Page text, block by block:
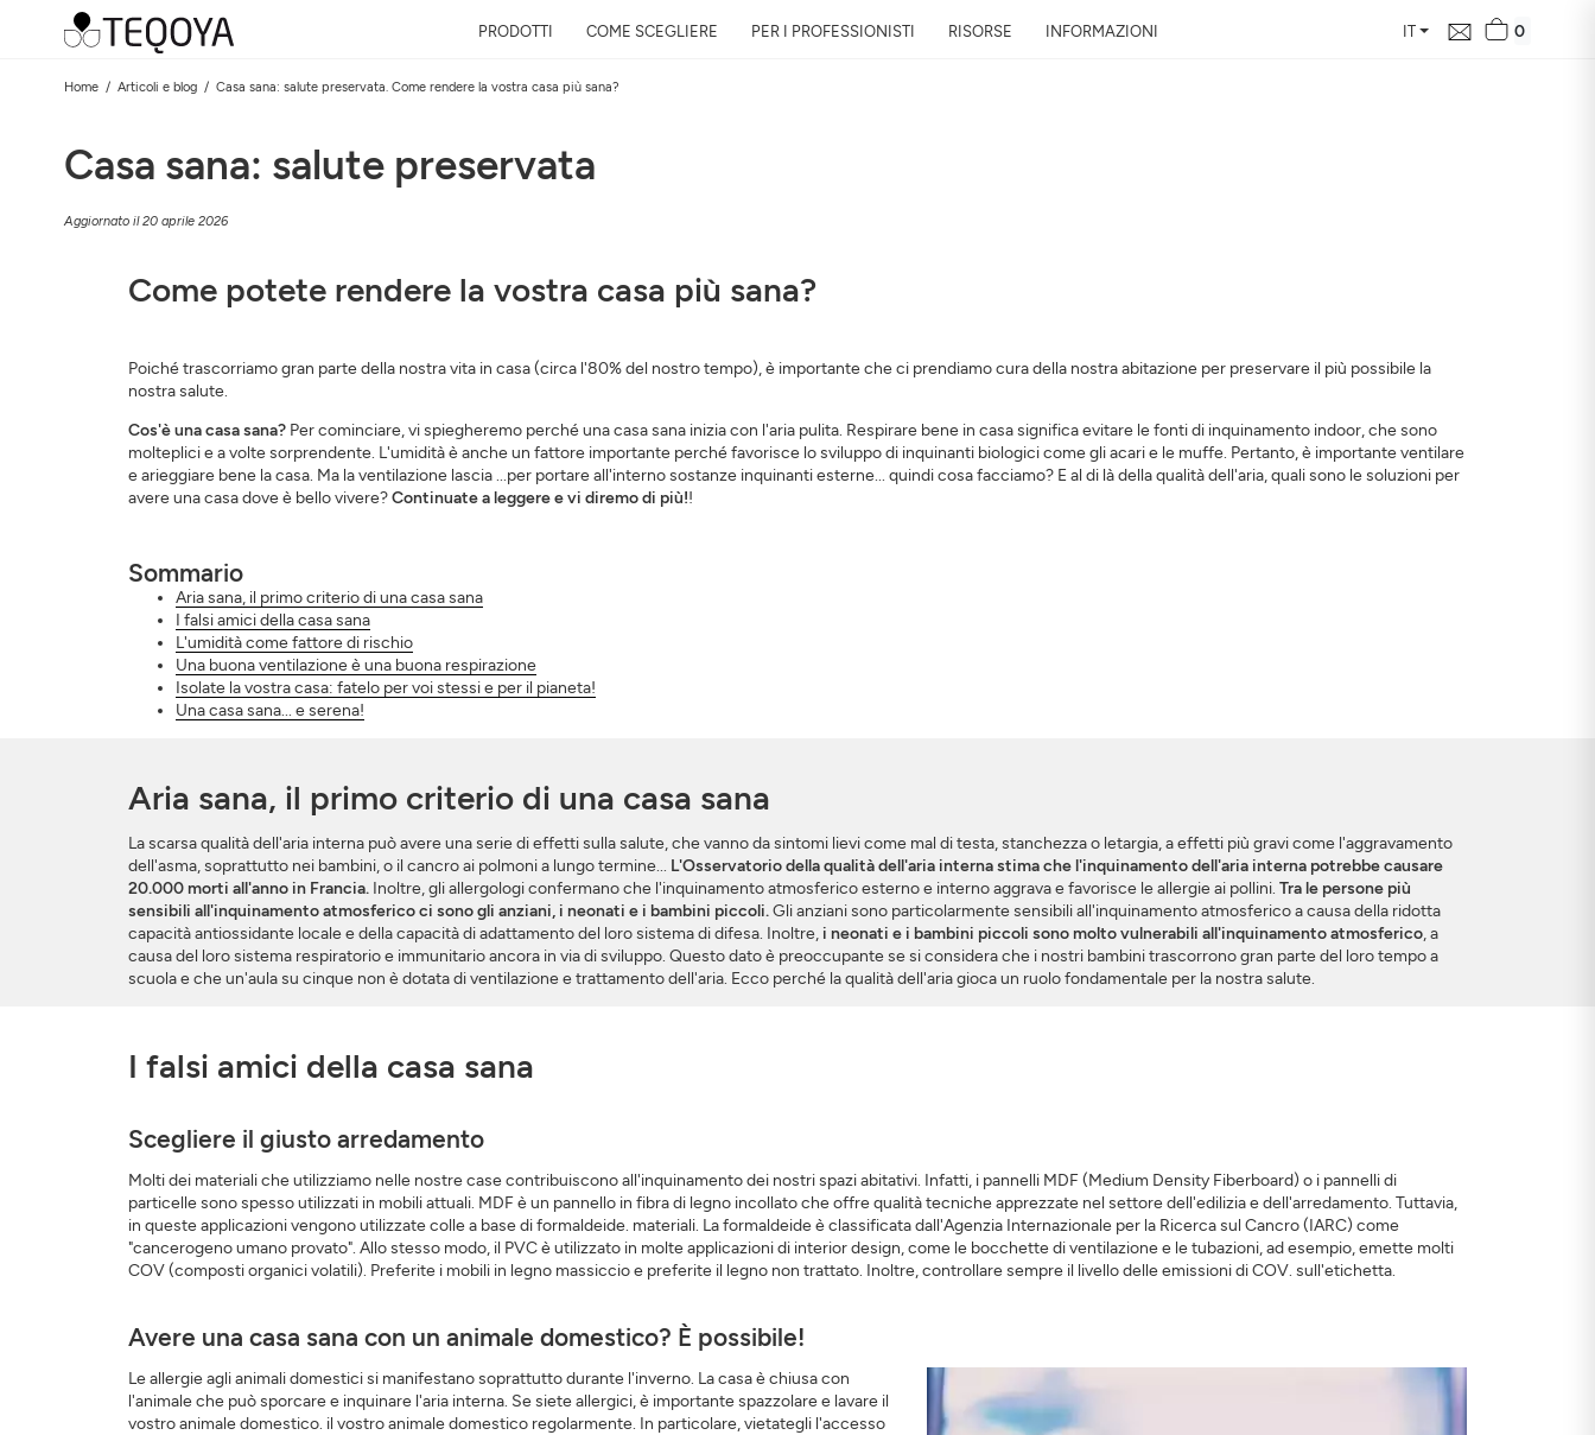
PRODOTTI COME SCEGLIERE PER I PROFESSIONISTI RISORSE INFORMAZIONI IT 0
Home Articoli e blog Casa sana: salute preservata. Come rendere la vostra casa più sana?
Casa sana: salute preservata
Aggiornato il 20 aprile 2026
Come potete rendere la vostra casa più sana?
Poiché trascorriamo gran parte della nostra vita in casa (circa l'80% del nostro tempo), è importante che ci prendiamo cura della nostra abitazione per preservare il più possibile la
nostra salute.
Cos'è una casa sana?Per cominciare, vi spiegheremo perché una casa sana inizia con l'aria pulita. Respirare bene in casa significa evitare le fonti di inquinamento indoor, che sono
molteplici e a volte sorprendente. L'umidità è anche un fattore importante perché favorisce lo sviluppo di inquinanti biologici come gli acari e le muffe. Pertanto, è importante ventilare
e arieggiare bene la casa. Ma la ventilazione lascia ...per portare all'interno sostanze inquinanti esterne... quindi cosa facciamo? E al di là della qualità dell'aria, quali sono le soluzioni per
avere una casa dove è bello vivere?Continuate a leggere e vi diremo di più!!
Sommario
Aria sana, il primo criterio di una casa sana
I falsi amici della casa sana
L'umidità come fattore di rischio
Una buona ventilazione è una buona respirazione
Isolate la vostra casa: fatelo per voi stessi e per il pianeta!
Una casa sana... e serena!
Aria sana, il primo criterio di una casa sana
La scarsa qualità dell'aria interna può avere una serie di effetti sulla salute, che vanno da sintomi lievi come mal di testa, stanchezza o letargia, a effetti più gravi come l'aggravamento
dell'asma, soprattutto nei bambini, o il cancro ai polmoni a lungo termine... L'Osservatorio della qualità dell'aria interna stima che l'inquinamento dell'aria interna potrebbe causare
20.000 morti all'anno in Francia.Inoltre, gli allergologi confermano che l'inquinamento atmosferico esterno e interno aggrava e favorisce le allergie ai pollini. Tra le persone più
sensibili all'inquinamento atmosferico ci sono gli anziani, i neonati e i bambini piccoli.Gli anziani sono particolarmente sensibili all'inquinamento atmosferico a causa della ridotta
capacità antiossidante locale e della capacità di adattamento del loro sistema di difesa. Inoltre, i neonati e i bambini piccoli sono molto vulnerabili all'inquinamento atmosferico, a
causa del loro sistema respiratorio e immunitario ancora in via di sviluppo. Questo dato è preoccupante se si considera che i nostri bambini trascorrono gran parte del loro tempo a
scuola e che un'aula su cinque non è dotata di ventilazione e trattamento dell'aria. Ecco perché la qualità dell'aria gioca un ruolo fondamentale per la nostra salute.
I falsi amici della casa sana
Scegliere il giusto arredamento
Molti dei materiali che utilizziamo nelle nostre case contribuiscono all'inquinamento dei nostri spazi abitativi. Infatti, i pannelli MDF (Medium Density Fiberboard) o i pannelli di
particelle sono spesso utilizzati in mobili attuali. MDF è un pannello in fibra di legno incollato che offre qualità tecniche apprezzate nel settore dell'edilizia e dell'arredamento. Tuttavia,
in queste applicazioni vengono utilizzate colle a base di formaldeide. materiali. La formaldeide è classificata dall'Agenzia Internazionale per la Ricerca sul Cancro (IARC) come
"cancerogeno umano provato". Allo stesso modo, il PVC è utilizzato in molte applicazioni di interior design, come le bocchette di ventilazione e le tubazioni, ad esempio, emette molti
COV (composti organici volatili). Preferite i mobili in legno massiccio e preferite il legno non trattato. Inoltre, controllare sempre il livello delle emissioni di COV. sull'etichetta.
Avere una casa sana con un animale domestico? È possibile!
Le allergie agli animali domestici si manifestano soprattutto durante l'inverno. La casa è chiusa con
l'animale che può sporcare e inquinare l'aria interna. Se siete allergici, è importante spazzolare e lavare il
vostro animale domestico. il vostro animale domestico regolarmente. In particolare, vietategli l'accesso